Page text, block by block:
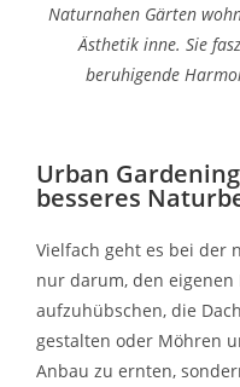
Naturnahen Gärten
Ästhetik inne. Sie
beruhigende
Urban
besseres
Vielfach geht es bei der
nur darum, den
aufzuhübschen, die
gestalten oder Möhren
Anbau zu ernten,